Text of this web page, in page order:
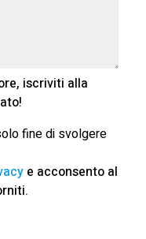
iscriviti alla
fine di svolgere
e acconsento al